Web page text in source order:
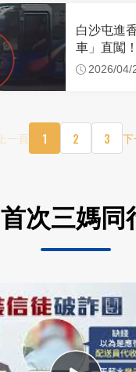
白沙屯進
車」直闖
車：讓行
2026/04/
上一頁 1 2 3
首次三媽同